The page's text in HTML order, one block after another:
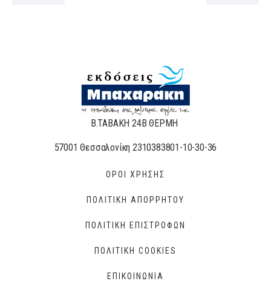
Β.ΤΑΒΑΚΗ 24Β ΘΕΡΜΗ
57001 Θεσσαλονίκη 2310383801-10-30-36
ΟΡΟΙ ΧΡΗΣΗΣ
ΠΟΛΙΤΙΚΗ ΑΠΟΡΡΗΤΟΥ
ΠΟΛΙΤΙΚΗ ΕΠΙΣΤΡΟΦΩΝ
ΠΟΛΙΤΙΚΗ COOKIES
ΕΠΙΚΟΙΝΩΝΙΑ